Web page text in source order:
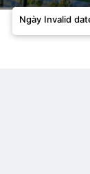
Ngày Invalid